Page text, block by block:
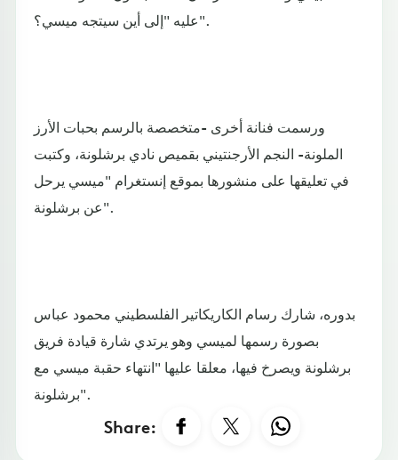
عليه "إلى أين سيتجه ميسي؟".
ورسمت فنانة أخرى -متخصصة بالرسم بحبات الأرز
الملونة- النجم الأرجنتيني بقميص نادي برشلونة، وكتبت
في تعليقها على منشورها بموقع إنستغرام "ميسي يرحل
عن برشلونة".
بدوره، شارك رسام الكاريكاتير الفلسطيني محمود عباس
بصورة رسمها لميسي وهو يرتدي شارة قيادة فريق
برشلونة ويصرخ فيها، معلقا عليها "انتهاء حقبة ميسي مع
برشلونة".
Share: